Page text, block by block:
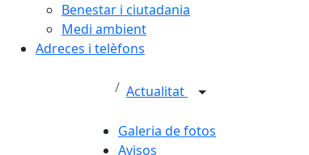
Benestar i ciutadania
Medi ambient
Adreces i telèfons
Actualitat
Galeria de fotos
Avisos